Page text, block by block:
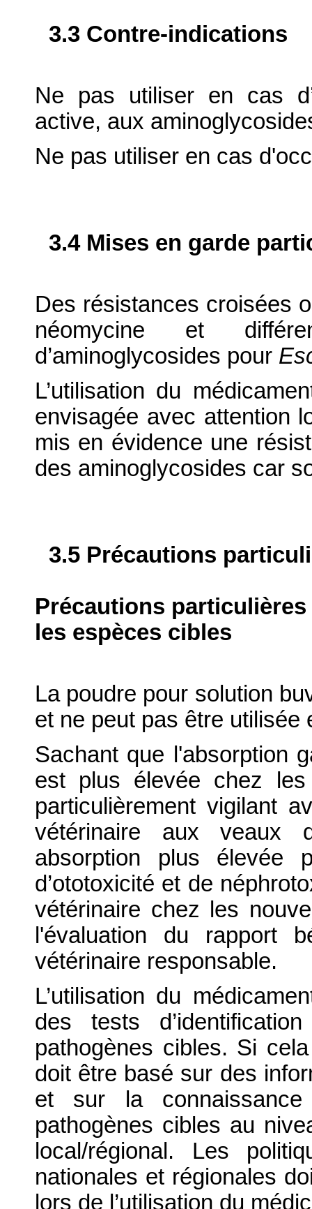
3.3 Contre-indications
Ne pas utiliser en cas
active, aux
Ne pas utiliser en cas
3.4 Mises en garde
Des résistances croisées
néomycine et
d’aminoglycosides pour
L’utilisation du
envisagée avec attention
mis en évidence une
des aminoglycosides car
3.5 Précautions
Précautions
les espèces cibles
La poudre pour solution
et ne peut pas être utilisée
Sachant que l'absorption
est plus élevée chez les
particulièrement vigilant
vétérinaire aux veaux
absorption plus élevée
d’ototoxicité et de
vétérinaire chez les
l'évaluation du rapport
vétérinaire responsable.
L’utilisation du
des tests
pathogènes cibles. Si
doit être basé sur des
et sur la
pathogènes cibles au
local/régional. Les
nationales et régionales
lors de l’utilisation du